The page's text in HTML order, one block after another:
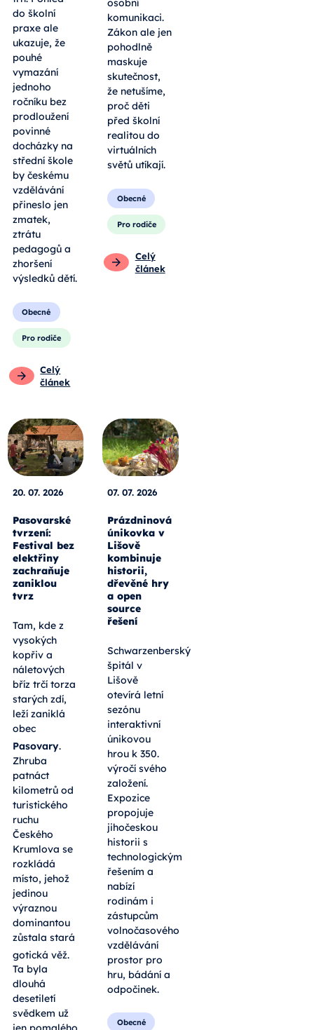
do školní
praxe ale
ukazuje, že
pouhé
vymazání
jednoho
ročníku bez
prodloužení
povinné
docházky na
střední škole
by českému
vzdělávání
přineslo jen
zmatek,
ztrátu
pedagogů a
zhoršení
výsledků dětí.
Obecné
Pro rodiče
Celý
článek
osobní
komunikaci.
Zákon ale jen
pohodlně
maskuje
skutečnost,
že netušíme,
proč děti
před školní
realitou do
virtuálních
světů utíkají.
Obecné
Pro rodiče
Celý
článek
20. 07. 2026
Pasovarské
tvrzení:
Festival bez
elektřiny
zachraňuje
zaniklou
tvrz
Tam, kde z
vysokých
kopřiv a
náletových
bříz trčí torza
starých zdí,
leží zaniklá
obec
Pasovary.
Zhruba
patnáct
kilometrů od
turistického
ruchu
Českého
Krumlova se
rozkládá
místo, jehož
jedinou
výraznou
dominantou
zůstala stará
gotická věž.
Ta byla
dlouhá
desetiletí
svědkem už
07. 07. 2026
Prázdninová
únikovka v
Lišově
kombinuje
historii,
dřevěné hry
a open
source
řešení
Schwarzenberský
špitál v
Lišově
otevírá letní
sezónu
interaktivní
únikovou
hrou k 350.
výročí svého
založení.
Expozice
propojuje
jihočeskou
historii s
technologickým
řešením a
nabízí
rodinám i
zástupcům
volnočasového
vzdělávání
prostor pro
hru, bádání a
odpočinek.
Obecné